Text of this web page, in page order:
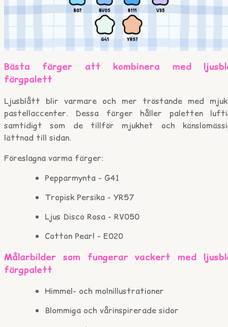
Bästa färger att kombinera med
färgpalett
Ljusblått blir varmare och mer tröstande med
pastellaccenter. Dessa färger håller paletten
samtidigt som de tillför mjukhet och
lättnad till sidan.
Föreslagna varma färger:
Pepparmynta - G41
Tropisk Persika - YR57
Ljus Disco Rosa - RV050
Cotton Pearl - E020
Målarbilder som fungerar vackert med
färgpalett
Himmel- och molnillustrationer
Blommiga och vårinspirerade sidor